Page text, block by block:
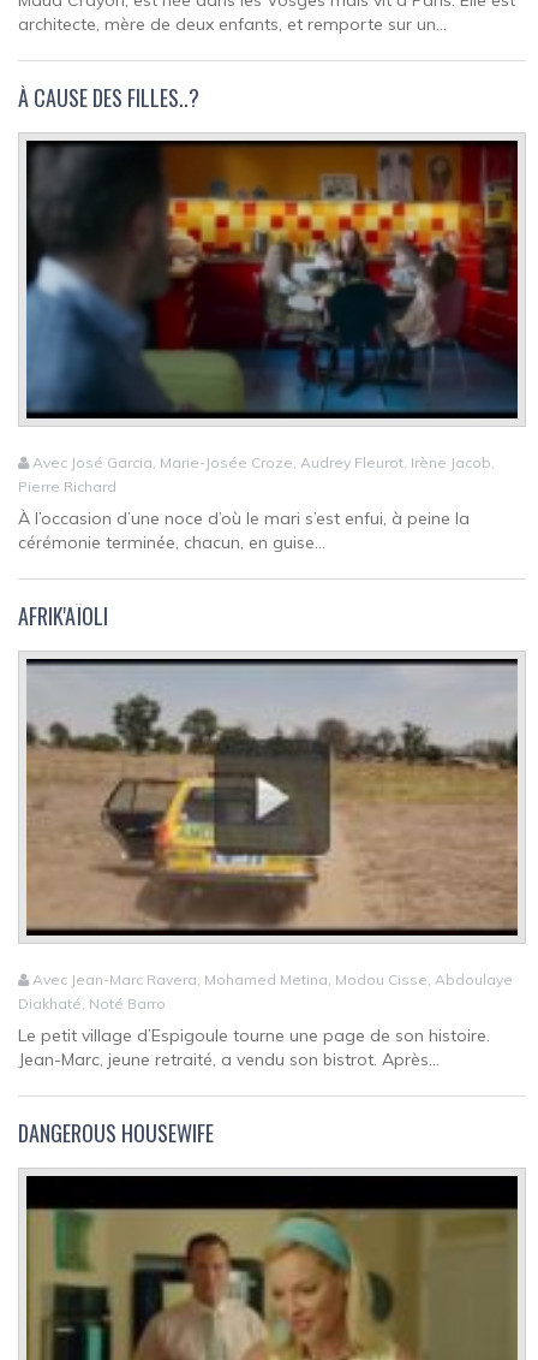
architecte, mère de deux enfants, et remporte sur un...
À CAUSE DES FILLES..?
Avec José Garcia, Marie-Josée Croze, Audrey Fleurot, Irène Jacob,
Pierre Richard
À l’occasion d’une noce d’où le mari s’est enfui, à peine la
cérémonie terminée, chacun, en guise...
AFRIK'AÏOLI
Avec Jean-Marc Ravera, Mohamed Metina, Modou Cisse, Abdoulaye
Diakhaté, Noté Barro
Le petit village d’Espigoule tourne une page de son histoire.
Jean-Marc, jeune retraité, a vendu son bistrot. Après...
DANGEROUS HOUSEWIFE